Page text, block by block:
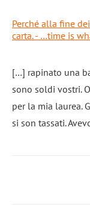
Perché alla fine
carta. - …time is
[…] rapinato una
sono soldi vostri.
per la mia laurea.
si son tassati.